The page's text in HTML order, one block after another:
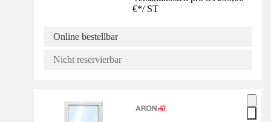
€*/ ST
Online bestellbar
Nicht reservierbar